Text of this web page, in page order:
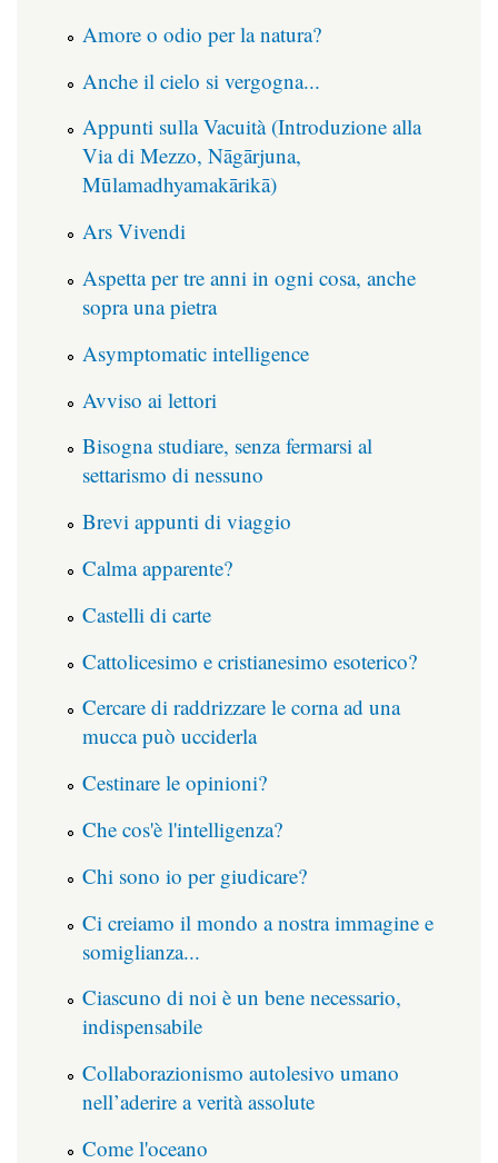
Amore o odio per la natura?
Anche il cielo si vergogna...
Appunti sulla Vacuità (Introduzione alla
Via di Mezzo, Nāgārjuna,
Mūlamadhyamakārikā)
Ars Vivendi
Aspetta per tre anni in ogni cosa, anche
sopra una pietra
Asymptomatic intelligence
Avviso ai lettori
Bisogna studiare, senza fermarsi al
settarismo di nessuno
Brevi appunti di viaggio
Calma apparente?
Castelli di carte
Cattolicesimo e cristianesimo esoterico?
Cercare di raddrizzare le corna ad una
mucca può ucciderla
Cestinare le opinioni?
Che cos'è l'intelligenza?
Chi sono io per giudicare?
Ci creiamo il mondo a nostra immagine e
somiglianza...
Ciascuno di noi è un bene necessario,
indispensabile
Collaborazionismo autolesivo umano
nell’aderire a verità assolute
Come l'oceano